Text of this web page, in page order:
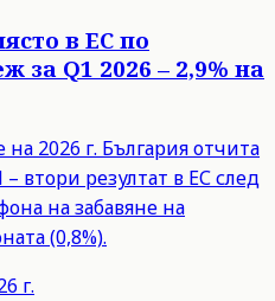
в ЕС по
за Q1 2026 – 2,9% на
2026 г. България отчита
втори резултат в ЕС след
на забавяне на
(0,8%).
г.